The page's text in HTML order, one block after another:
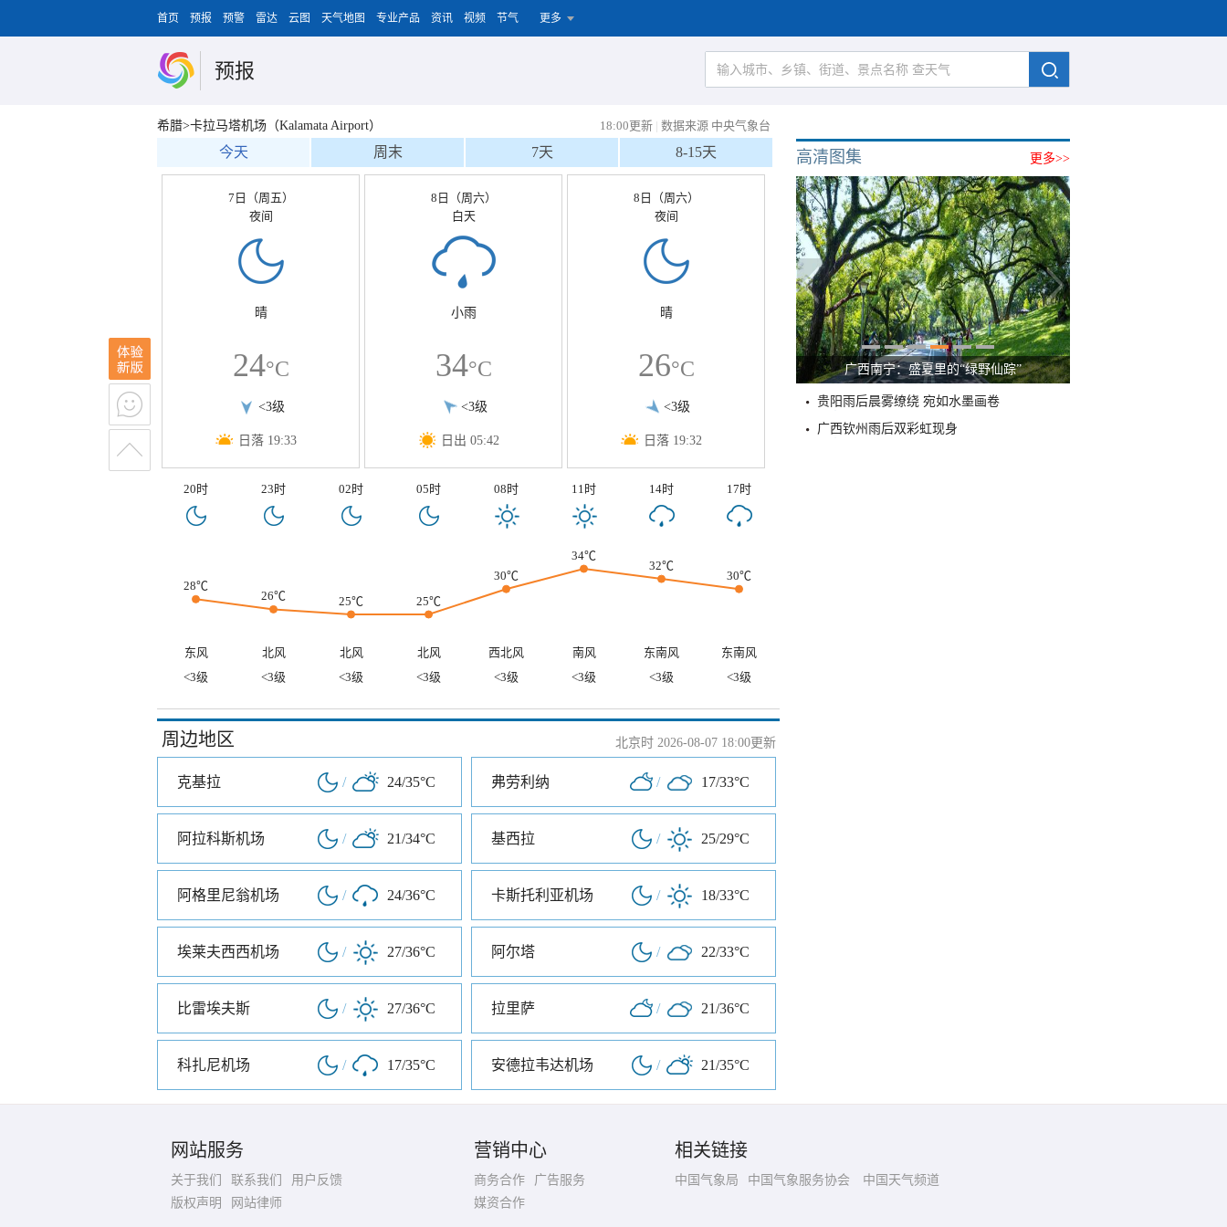
首页 预报 预警 雷达 云图 天气地图 专业产品 资讯 视频 节气 更多
预报
希腊>卡拉马塔机场（Kalamata Airport） 18:00更新 | 数据来源 中央气象台
今天 周末 7天 8-15天
7日（周五）
夜间
晴
24°C
<3级
日落 19:33
8日（周六）
白天
小雨
34°C
<3级
日出 05:42
8日（周六）
夜间
晴
26°C
<3级
日落 19:32
20时 23时 02时 05时 08时 11时 14时 17时
28℃
26℃ 25℃ 25℃
30℃
34℃
32℃
30℃
东风 北风 北风 北风 西北风 南风 东南风
东南风
<3级
<3级 <3级 <3级 <3级 <3级 <3级 <3级
周边地区 北京时 2026-08-07 18:00更新
克基拉 / 24/35°C 弗劳利纳 / 17/33°C
阿拉科斯机场 / 21/34°C 基西拉 / 25/29°C
阿格里尼翁机场 / 24/36°C 卡斯托利亚机场 / 18/33°C
埃莱夫西西机场 / 27/36°C 阿尔塔 / 22/33°C
比雷埃夫斯 / 27/36°C 拉里萨 / 21/36°C
科扎尼机场 / 17/35°C 安德拉韦达机场 / 21/35°C
更多>>
高清图集
广西南宁：盛夏里的“绿野仙踪”
贵阳雨后晨雾缭绕 宛如水墨画卷
广西钦州雨后双彩虹现身
网站服务
关于我们 联系我们
用户反馈
版权声明
网站律师
营销中心
商务合作
广告服务
媒资合作
相关链接
中国气象局 中国气象服务协会 中国天气频道